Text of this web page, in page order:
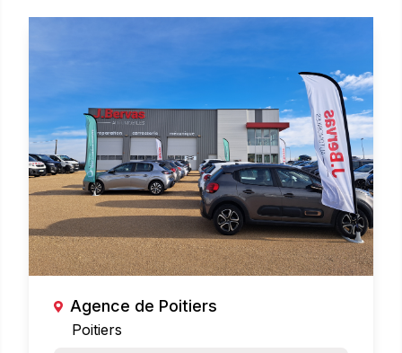
Agence de Poitiers
Poitiers